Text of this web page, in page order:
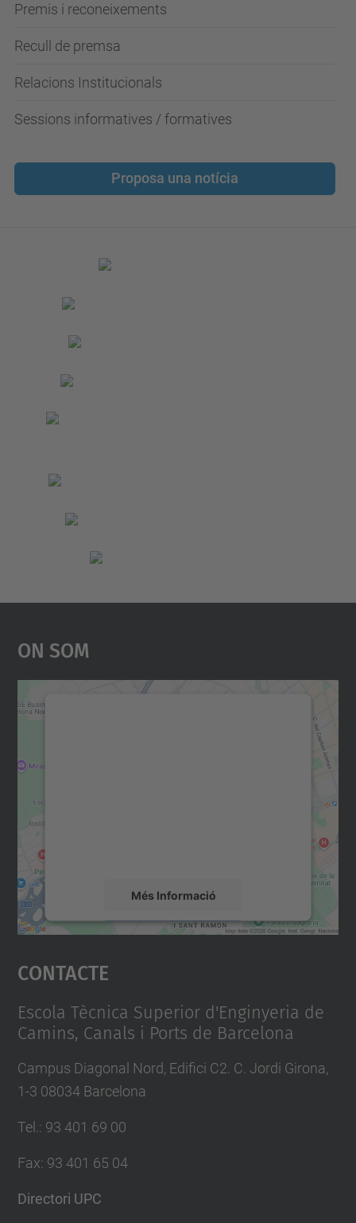
Premis i reconeixements
Recull de premsa
Relacions Institucionals
Sessions informatives / formatives
Proposa una notícia
On Som
Més Informació
Accepta
powered by
Contacte
Escola Tècnica Superior d'Enginyeria de
Camins, Canals i Ports de Barcelona
Campus Diagonal Nord, Edifici C2. C. Jordi Girona,
1-3 08034 Barcelona
Tel.: 93 401 69 00
Fax: 93 401 65 04
Directori UPC